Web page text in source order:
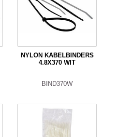
NYLON KABELBINDERS
4.8X370 WIT
BIND370W